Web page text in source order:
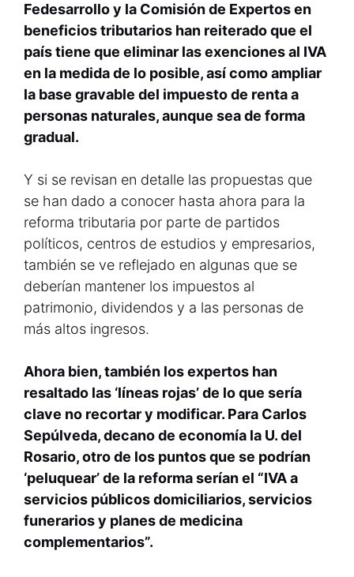
Fedesarrollo y la Comisión de Expertos en
beneficios tributarios han reiterado que el
país tiene que eliminar las exenciones al IVA
en la medida de lo posible, así como ampliar
la base gravable del impuesto de renta a
personas naturales, aunque sea de forma
gradual.
Y si se revisan en detalle las propuestas que
se han dado a conocer hasta ahora para la
reforma tributaria por parte de partidos
políticos, centros de estudios y empresarios,
también se ve reflejado en algunas que se
deberían mantener los impuestos al
patrimonio, dividendos y a las personas de
más altos ingresos.
Ahora bien, también los expertos han
resaltado las ‘líneas rojas’ de lo que sería
clave no recortar y modificar. Para Carlos
Sepúlveda, decano de economía la U. del
Rosario, otro de los puntos que se podrían
‘peluquear’ de la reforma serían el “IVA a
servicios públicos domiciliarios, servicios
funerarios y planes de medicina
complementarios”.